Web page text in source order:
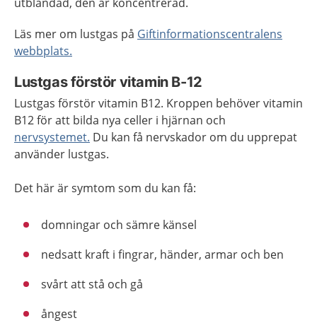
Läs mer om lustgas på Giftinformationscentralens
webbplats.
Lustgas förstör vitamin B-12
Lustgas förstör vitamin B12. Kroppen behöver vitamin
B12 för att bilda nya celler i hjärnan och
nervsystemet. Du kan få nervskador om du upprepat
använder lustgas.
Det här är symtom som du kan få:
domningar och sämre känsel
nedsatt kraft i fingrar, händer, armar och ben
svårt att stå och gå
ångest